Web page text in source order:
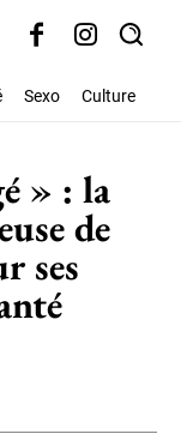
Sexo Culture
» : la
de
ses